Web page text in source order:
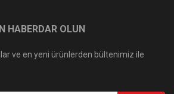
HABERDAR OLUN
ve en yeni ürünlerden bültenimiz ile